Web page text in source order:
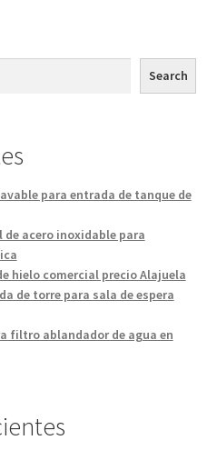
Search
para entrada de tanque de
acero inoxidable para
hielo comercial precio Alajuela
de torre para sala de espera
filtro ablandador de agua en